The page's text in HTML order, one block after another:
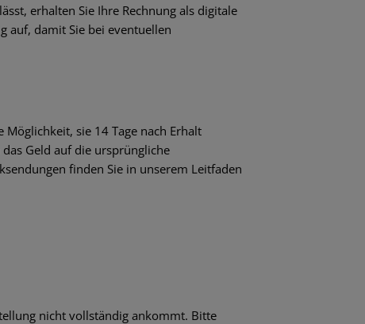
erhalten Sie Ihre Rechnung als digitale
auf, damit Sie bei eventuellen
sie 14 Tage nach Erhalt
Geld auf die ursprüngliche
finden Sie in unserem Leitfaden
nicht vollständig ankommt. Bitte